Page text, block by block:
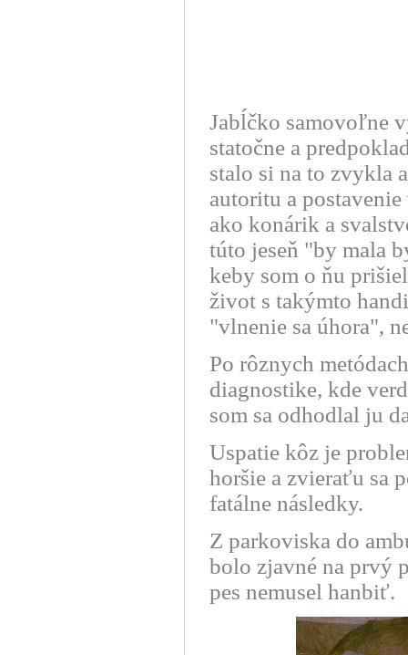
Jabĺčko samovoľne
statočne a
stalo si na to zvykla
autoritu a
ako konárik a
túto jeseň "by mala
keby som o ňu
život s takýmto
"vlnenie sa úhora",
Po rôznych
diagnostike, kde
som sa odhodlal ju
Uspatie kôz je
horšie a zvieraťu sa
fatálne následky.
Z parkoviska do
bolo zjavné na prvý
pes nemusel hanbiť.